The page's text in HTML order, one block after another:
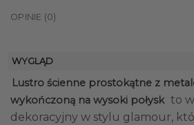
OPINIE (0)
WYGLĄD
Lustro ścienne prostokątne z
wykończoną na wysoki połysk to
dekoracyjny w stylu glamour,